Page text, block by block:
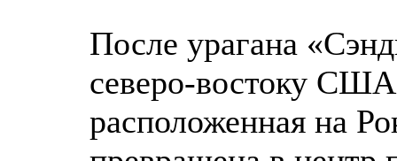
После урагана
северо-востоку
расположенная на